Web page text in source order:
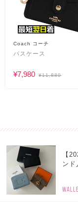
Coach コーチ
パスケース
¥7,980 ¥11,880
【
ン